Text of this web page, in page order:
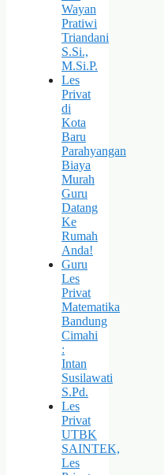
Wayan
Pratiwi
Triandani
S.Si.,
M.Si.P.
Les
Privat
di
Kota
Baru
Parahyangan
Biaya
Murah
Guru
Datang
Ke
Rumah
Anda!
Guru
Les
Privat
Matematika
Bandung
Cimahi
:
Intan
Susilawati
S.Pd.
Les
Privat
UTBK
SAINTEK,
Les